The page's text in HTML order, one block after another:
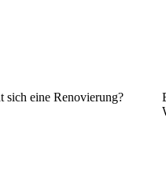
sich eine Renovierung?